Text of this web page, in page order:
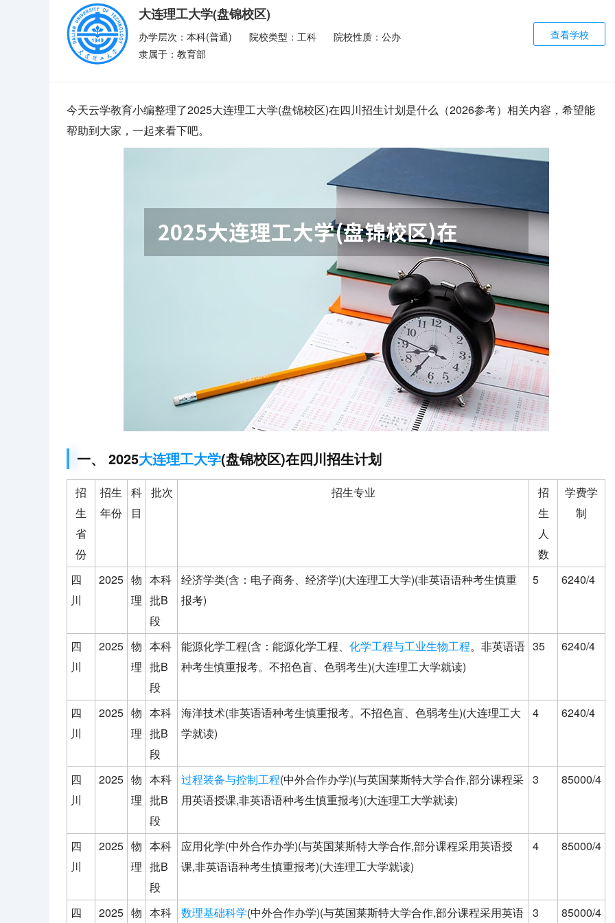
大连理工大学(盘锦校区)
办学层次：本科(普通) 院校类型：工科
院校性质：公办
隶属于：教育部
查看学校
今天云学教育小编整理了2025大连理工大学(盘锦校区)在四川招生计划是什么（2026参考）相关内容，希望能
帮助到大家，一起来看下吧。
一、 2025大连理工大学(盘锦校区)在四川招生计划
招
生
省
份
招生
年份
科
目
批次 招生专业
招
生
人
数
学费学
制
四
川
2025 物
理
本科
批B
段
经济学类(含：电子商务、经济学)(大连理工大学)(非英语语种考生慎重
报考)
5 6240/4
四
川
2025 物
理
本科
批B
段
能源化学工程(含：能源化学工程、 化学工程与工业生物工程。非英语语
种考生慎重报考。不招色盲、色弱考生)(大连理工大学就读)
35 6240/4
四
川
2025 物
理
本科
批B
段
海洋技术(非英语语种考生慎重报考。不招色盲、色弱考生)(大连理工大
学就读)
4 6240/4
四
川
2025 物
理
本科
批B
段
过程装备与控制工程(中外合作办学)(与英国莱斯特大学合作,部分课程采
用英语授课,非英语语种考生慎重报考)(大连理工大学就读)
3 85000/4
四
川
2025 物
理
本科
批B
段
应用化学(中外合作办学)(与英国莱斯特大学合作,部分课程采用英语授
课,非英语语种考生慎重报考)(大连理工大学就读)
4 85000/4
四 2025 物 本科 数理基础科学(中外合作办学)(与英国莱斯特大学合作,部分课程采用英语 3 85000/4